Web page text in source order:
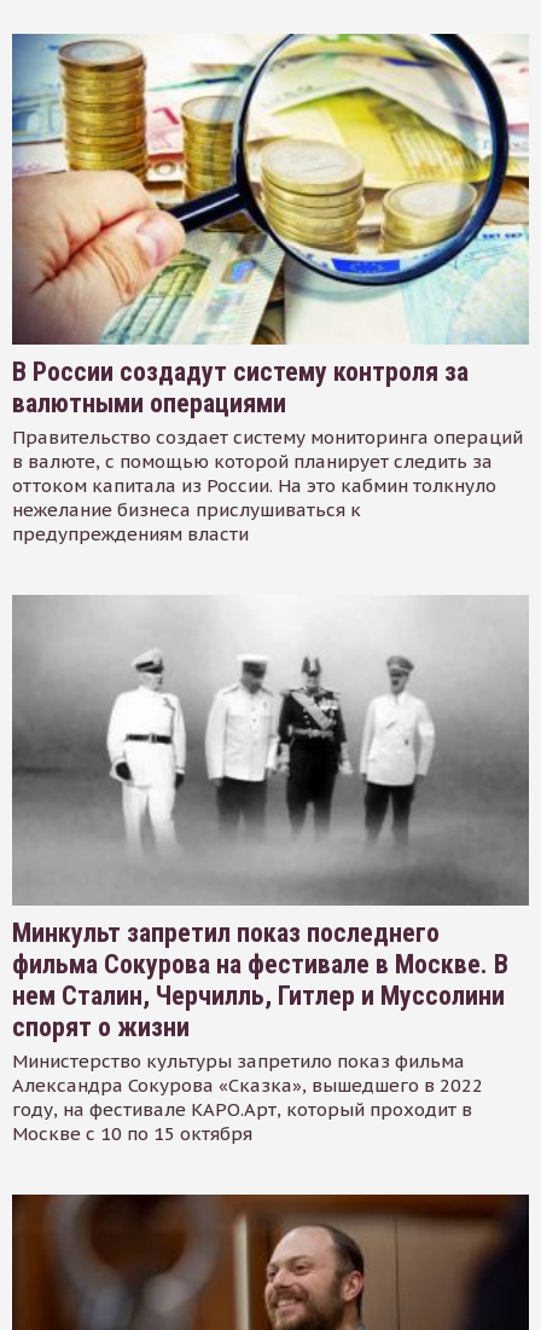
В России создадут систему контроля за
валютными операциями
Правительство создает систему мониторинга операций
в валюте, с помощью которой планирует следить за
оттоком капитала из России. На это кабмин толкнуло
нежелание бизнеса прислушиваться к
предупреждениям власти
Минкульт запретил показ последнего
фильма Сокурова на фестивале в Москве. В
нем Сталин, Черчилль, Гитлер и Муссолини
спорят о жизни
Министерство культуры запретило показ фильма
Александра Сокурова «Сказка», вышедшего в 2022
году, на фестивале КАРО.Арт, который проходит в
Москве с 10 по 15 октября